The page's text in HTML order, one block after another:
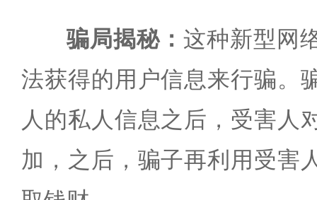
骗局揭秘： 这种新型网
法获得的用户信息来行骗。
人的私人信息之后，受害人
加，之后，骗子再利用受害